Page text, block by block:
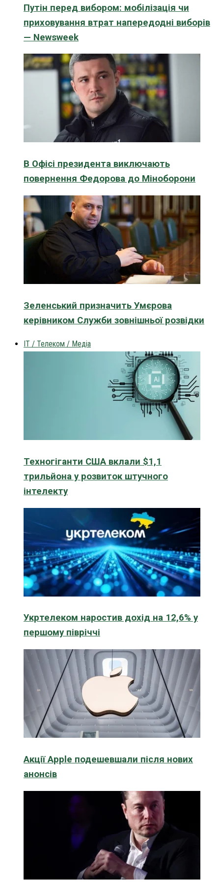
Путін перед вибором: мобілізація чи
приховування втрат напередодні виборів
— Newsweek
В Офісі президента виключають
повернення Федорова до Міноборони
Зеленський призначить Умєрова
керівником Служби зовнішньої розвідки
IT / Телеком / Медіа
Техногіганти США вклали $1,1
трильйона у розвиток штучного
інтелекту
Укртелеком наростив дохід на 12,6% у
першому півріччі
Акції Apple подешевшали після нових
анонсів